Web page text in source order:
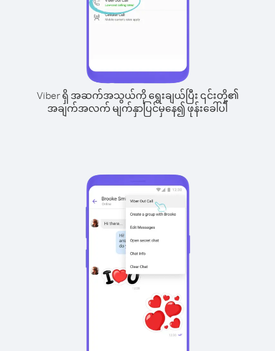
Viber ရှိ အဆက်အသွယ်ကို ရွေးချယ်ပြီး ၎င်းတို့၏
အချက်အလက် မျက်နှာပြင်မှနေ၍ ဖုန်းခေါ်ပါ